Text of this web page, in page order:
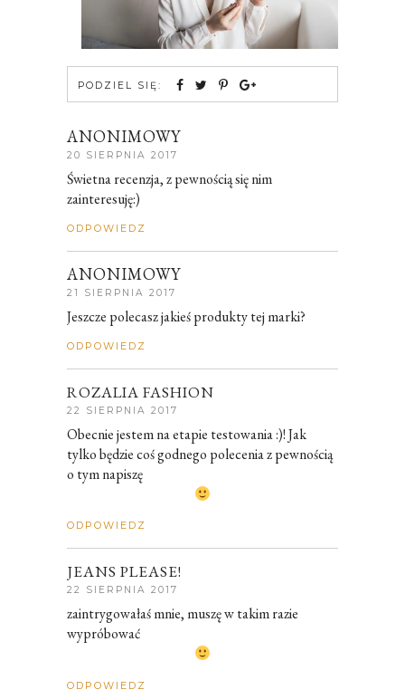
PODZIEL SIĘ:
ANONIMOWY
20 SIERPNIA 2017
Świetna recenzja, z pewnością się nim
zainteresuję:)
ODPOWIEDZ
ANONIMOWY
21 SIERPNIA 2017
Jeszcze polecasz jakieś produkty tej marki?
ODPOWIEDZ
ROZALIA FASHION
22 SIERPNIA 2017
Obecnie jestem na etapie testowania :)! Jak
tylko będzie coś godnego polecenia z pewnością
o tym napiszę
ODPOWIEDZ
JEANS PLEASE!
22 SIERPNIA 2017
zaintrygowałaś mnie, muszę w takim razie
wypróbować
ODPOWIEDZ